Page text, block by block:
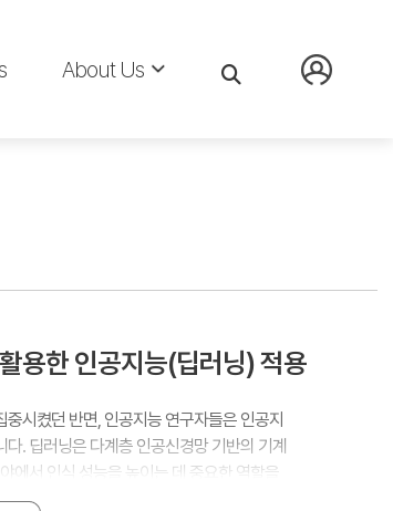
About Us
용한 인공지능(딥러닝) 적용
시켰던 반면, 인공지능 연구자들은 인공지
. 딥러닝은 다계층 인공신경망 기반의 기계
에서 인식 성능을 높이는 데 중요한 역할을
미지를 학습하여 객체를 인식하게 하고, 수